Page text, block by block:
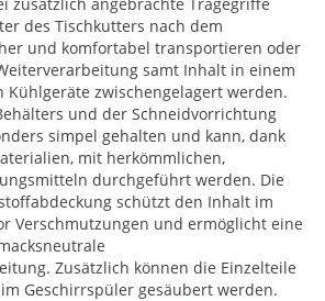
des Tischkutters nach dem
und komfortabel transportieren oder
samt Inhalt in einem
Kühlgeräte zwischengelagert werden.
und der Schneidvorrichtung
simpel gehalten und kann, dank
mit herkömmlichen,
durchgeführt werden. Die
schützt den Inhalt im
Verschmutzungen und ermöglicht eine
Zusätzlich können die Einzelteile
Geschirrspüler gesäubert werden.